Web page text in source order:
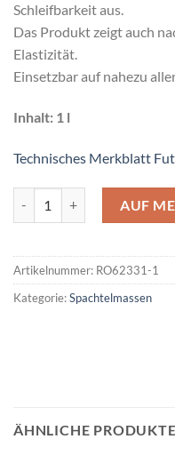
Schleifbarkeit aus.
Das Produkt zeigt auch
Elastizität.
Einsetzbar auf nahezu
Inhalt: 1 l
Technisches Merkblatt
AUF
Artikelnummer: RO62331-1
Kategorie:Spachtelmassen
ÄHNLICHE PRODUKTE